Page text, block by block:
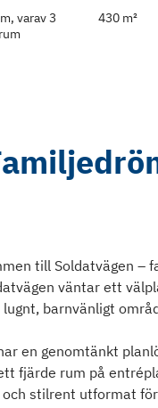
varav 3
430 m²
till Soldatvägen –
väntar ett
barnvänligt
en genomtänkt
fjärde rum på
stilrent utformat